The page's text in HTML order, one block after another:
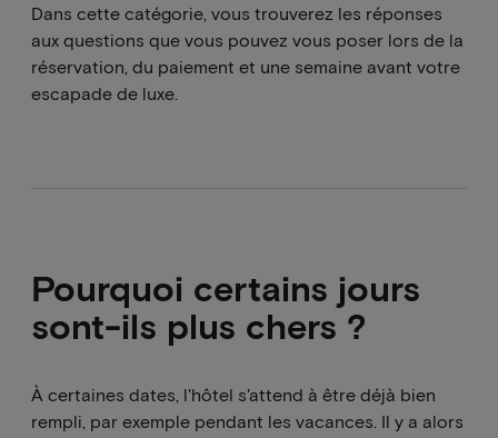
Dans cette catégorie, vous trouverez les réponses
aux questions que vous pouvez vous poser lors de la
réservation, du paiement et une semaine avant votre
escapade de luxe.
Pourquoi certains jours
sont-ils plus chers ?
À certaines dates, l'hôtel s'attend à être déjà bien
rempli, par exemple pendant les vacances. Il y a alors